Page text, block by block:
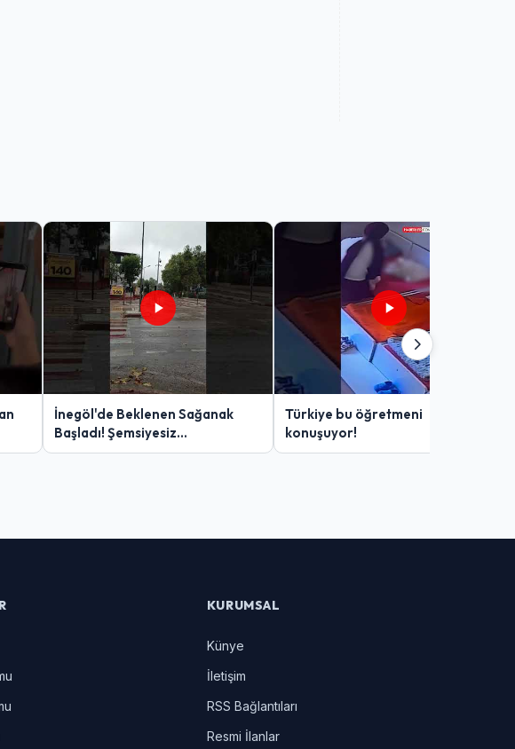
İnegöl'de Beklenen Sağanak
Başladı! Şemsiyesiz
Yakalananlar Zor Anlar Yaşadı
Türkiye bu öğretmeni
konuşuyor!
KURUMSAL
Künye
İletişim
RSS Bağlantıları
Resmi İlanlar